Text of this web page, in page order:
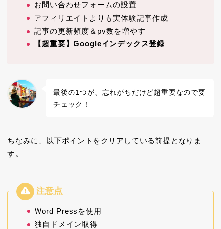
お問い合わせフォームの設置
アフィリエイトよりも実体験記事作成
記事の更新頻度＆pv数を増やす
【超重要】Googleインデックス登録
最後の1つが、忘れがちだけど超重要なので要
チェック！
ちなみに、以下ポイントをクリアしている前提となりま
す。
Word Pressを使用
独自ドメイン取得